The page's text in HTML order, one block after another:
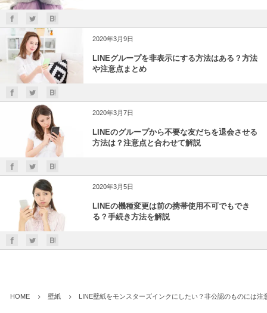
2020年3月9日
LINEグループを非表示にする方法はある？方法
や注意点まとめ
2020年3月7日
LINEのグループから不要な友だちを退会させる
方法は？注意点と合わせて解説
2020年3月5日
LINEの機種変更は前の携帯使用不可でもでき
る？手続き方法を解説
HOME 壁紙 LINE壁紙をモンスターズインクにしたい？非公認のものには注